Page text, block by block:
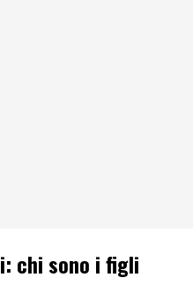
chi sono i figli